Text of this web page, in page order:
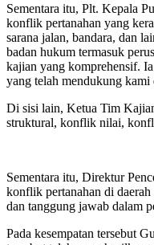
Sementara itu, Plt. Kepala
konflik pertanahan yang
sarana jalan, bandara, dan
badan hukum termasuk
kajian yang komprehensif.
yang telah mendukung kami
Di sisi lain, Ketua Tim
struktural, konflik nilai,
Sementara itu, Direktur
konflik pertanahan di
dan tanggung jawab dalam
Pada kesempatan tersebut